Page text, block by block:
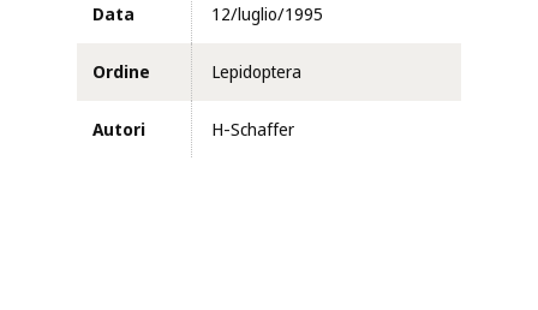
Data 12/luglio/1995
Ordine Lepidoptera
Autori H-Schaffer